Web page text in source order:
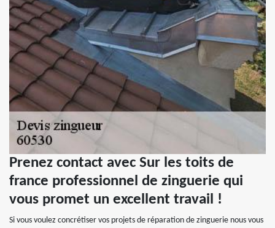
Prenez contact avec Sur les toits de
france professionnel de zinguerie qui
vous promet un excellent travail !
Si vous voulez concrétiser vos projets de réparation de zinguerie nous vous